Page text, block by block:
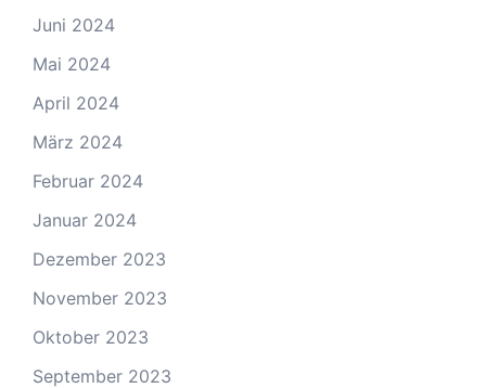
Juni 2024
Mai 2024
April 2024
März 2024
Februar 2024
Januar 2024
Dezember 2023
November 2023
Oktober 2023
September 2023